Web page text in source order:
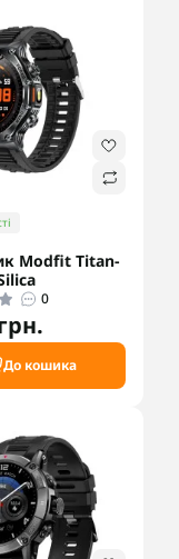
Modfit Titan-
0
До кошика